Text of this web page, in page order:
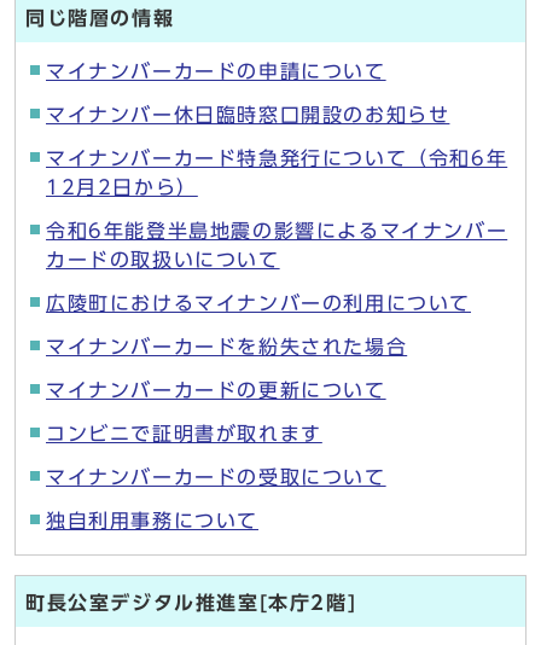
同じ階層の情報
マイナンバーカードの申請について
マイナンバー休日臨時窓口開設のお知らせ
マイナンバーカード特急発行について（令和6年
12月2日から）
令和6年能登半島地震の影響によるマイナンバー
カードの取扱いについて
広陵町におけるマイナンバーの利用について
マイナンバーカードを紛失された場合
マイナンバーカードの更新について
コンビニで証明書が取れます
マイナンバーカードの受取について
独自利用事務について
町長公室デジタル推進室[本庁2階]